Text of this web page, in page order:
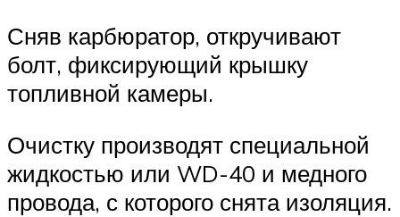
Сняв карбюратор, откручивают
болт, фиксирующий крышку
топливной камеры.
Очистку производят специальной
жидкостью или WD-40 и медного
провода, с которого снята изоляция.